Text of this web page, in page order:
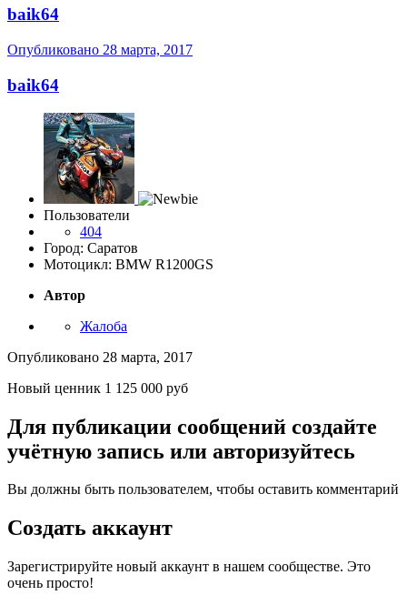
baik64
Опубликовано 28 марта, 2017
baik64
Пользователи
404
Город: Саратов
Мотоцикл: BMW R1200GS
Автор
Жалоба
Опубликовано 28 марта, 2017
Новый ценник 1 125 000 руб
Для публикации сообщений создайте
учётную запись или авторизуйтесь
Вы должны быть пользователем, чтобы оставить комментарий
Создать аккаунт
Зарегистрируйте новый аккаунт в нашем сообществе. Это
очень просто!